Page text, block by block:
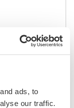
ads, to
our traffic.